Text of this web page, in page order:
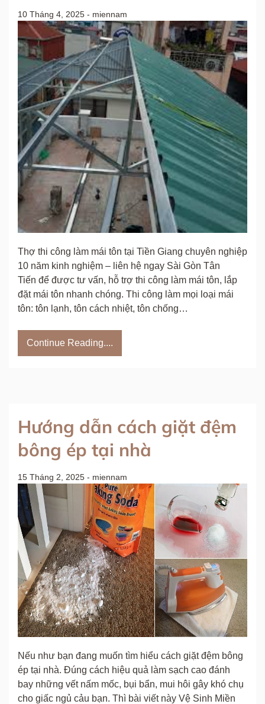
10 Tháng 4, 2025 - miennam
Thợ thi công làm mái tôn tại Tiền Giang chuyên nghiệp
10 năm kinh nghiệm – liên hệ ngay Sài Gòn Tân
Tiến để được tư vấn, hỗ trợ thi công làm mái tôn, lắp
đặt mái tôn nhanh chóng. Thi công làm mọi loại mái
tôn: tôn lạnh, tôn cách nhiệt, tôn chống…
Continue Reading....
Hướng dẫn cách giặt đệm
bông ép tại nhà
15 Tháng 2, 2025 - miennam
Nếu như bạn đang muốn tìm hiểu cách giặt đệm bông
ép tại nhà. Đúng cách hiệu quả làm sạch cao đánh
bay những vết nấm mốc, bụi bẩn, mui hôi gây khó chụ
cho giấc ngủ cảu bạn. Thì bài viết này Vệ Sinh Miền